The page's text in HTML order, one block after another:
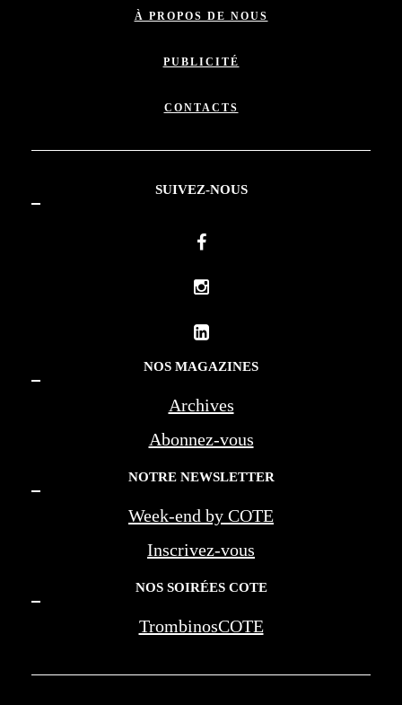
À PROPOS DE NOUS
PUBLICITÉ
CONTACTS
SUIVEZ-NOUS
NOS MAGAZINES
Archives
Abonnez-vous
NOTRE NEWSLETTER
Week-end by COTE
Inscrivez-vous
NOS SOIRÉES COTE
TrombinosCOTE